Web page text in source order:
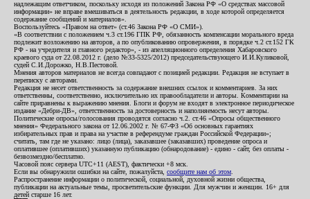
надлежащим ответчиком, поскольку исходя из положений Закона РФ «О средствах массовой
информации» не вправе вмешиваться в деятельность редакции, в ходе которой определяется
содержание сообщений и материалов».
Воспользуйтесь «Правом на ответ» (ст.46 Закона РФ «О СМИ»).
«В соответствии с положением ч.3 ст.196 ГПК РФ, обязанность компенсации морального вреда
подлежит возложению на авторов, а по опубликованию опровержения, в порядке ч.2 ст.152 ГК
РФ - на учредителя и главного редактор», - из апелляционного определения Хабаровского
краевого суда от 22.08.2012 г. (дело №33-5325/2012) председательствующего И.И.Куликовой,
судей С.И.Дорожко, Н.В.Пестовой.
Мнения авторов материалов не всегда совпадают с позицией редакции. Редакция не вступает в
переписку с авторами.
Редакция не несет ответственность за содержание внешних ссылок и комментариев. За них
ответственны, соответственно, исключительно их правообладатели и авторы. Комментарии на
сайте приравнены к выражению мнения. Блоги и форум не входят в электронное периодическое
издание «Дебри-ДВ», ответственность за достоверность и наполняемость несут авторы.
Политические опросы/голосования проводятся согласно ч.2. ст.46 «Опросы общественного
мнения» Федерального закона от 12.06.2002 г. № 67-ФЗ «Об основных гарантиях
избирательных прав и права на участие в референдуме граждан Российской Федерации»;
считать, там где не указано: лицо (лица), заказавшее (заказавших) проведение опроса и
оплатившее (оплативших) указанную публикацию (обнародование) - едино - сайт, без оплаты -
безвозмездно/бесплатно.
Часовой пояс сервера UTC+11 (AEST), фактически +8 мск.
Если вы обнаружили ошибки на сайте, пожалуйста, сообщите нам об этом
Распространение информации о политической, социальной, духовной жизни общества,
публикации на актуальные темы, просветительские функции. Для мужчин и женщин. 16+ для
детей старше 16 лет.